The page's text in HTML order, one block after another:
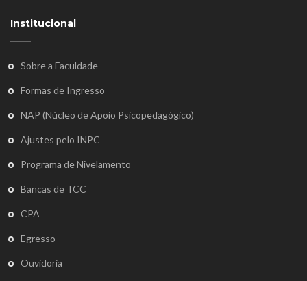
Institucional
Sobre a Faculdade
Formas de Ingresso
NAP (Núcleo de Apoio Psicopedagógico)
Ajustes pelo INPC
Programa de Nivelamento
Bancas de TCC
CPA
Egresso
Ouvidoria